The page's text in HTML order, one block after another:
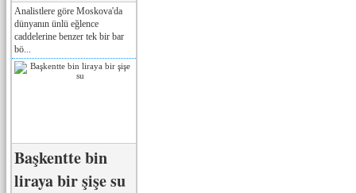
Analistlere göre Moskova'da
dünyanın ünlü eğlence
caddelerine benzer tek bir bar
bö...
Başkentte bin
liraya bir şişe su